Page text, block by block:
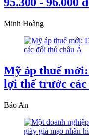
Minh Hoàng
Mỹ áp thuế
lợi thế trước
Bảo An